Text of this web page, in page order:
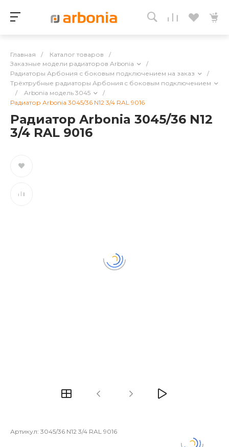
Главная / Каталог товаров
/
Заказные модели радиаторов Arbonia
/
Радиаторы Арбония с боковым подключением на заказ
/
Трёхтрубные радиаторы Арбония c боковым подключением
/
Arbonia модель 3045
/
Радиатор Arbonia 3045/36 N12 3/4 RAL 9016
Радиатор Arbonia 3045/36 N12
3/4 RAL 9016
Артикул: 3045/36 N12 3/4 RAL 9016